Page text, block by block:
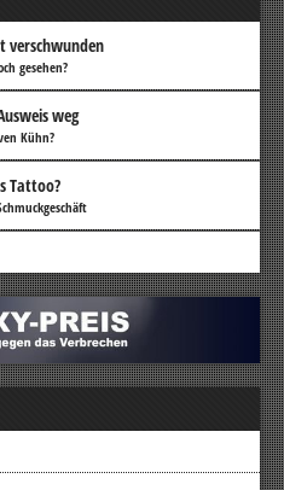
verschwunden
gesehen?
weg
Kühn?
Tattoo?